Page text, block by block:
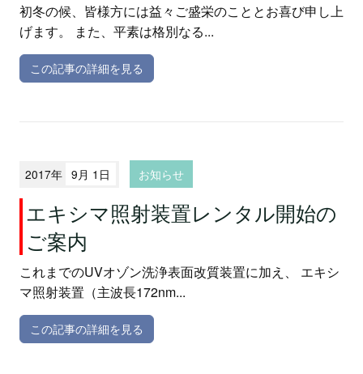
初冬の候、皆様方には益々ご盛栄のこととお喜び申し上
げます。 また、平素は格別なる...
この記事の詳細を見る
2017年 9月 1日 お知らせ
エキシマ照射装置レンタル開始の
ご案内
これまでのUVオゾン洗浄表面改質装置に加え、 エキシ
マ照射装置（主波長172nm...
この記事の詳細を見る